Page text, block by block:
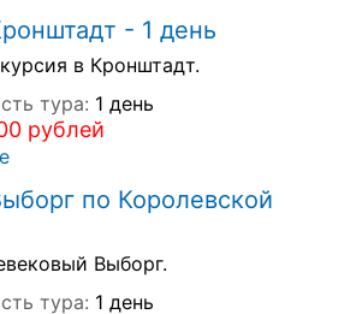
- 1 день
в Кронштадт.
тура: 1 день
рублей
по Королевской
Выборг.
тура: 1 день